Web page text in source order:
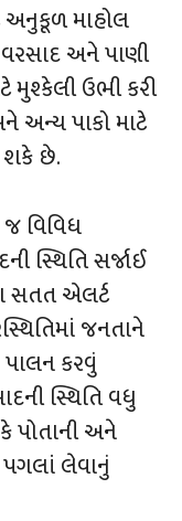
અનુકૂળ માહોલ
અને પાણી
મુશ્કેલી ઉભી કરી
અન્ય પાકો માટે
શકે છે.
વિવિધ
સ્થિતિ સર્જાઈ
સતત એલર્ટ
જનતાને
પાલન કરવું
સ્થિતિ વધુ
પોતાની અને
પગલાં લેવાનું